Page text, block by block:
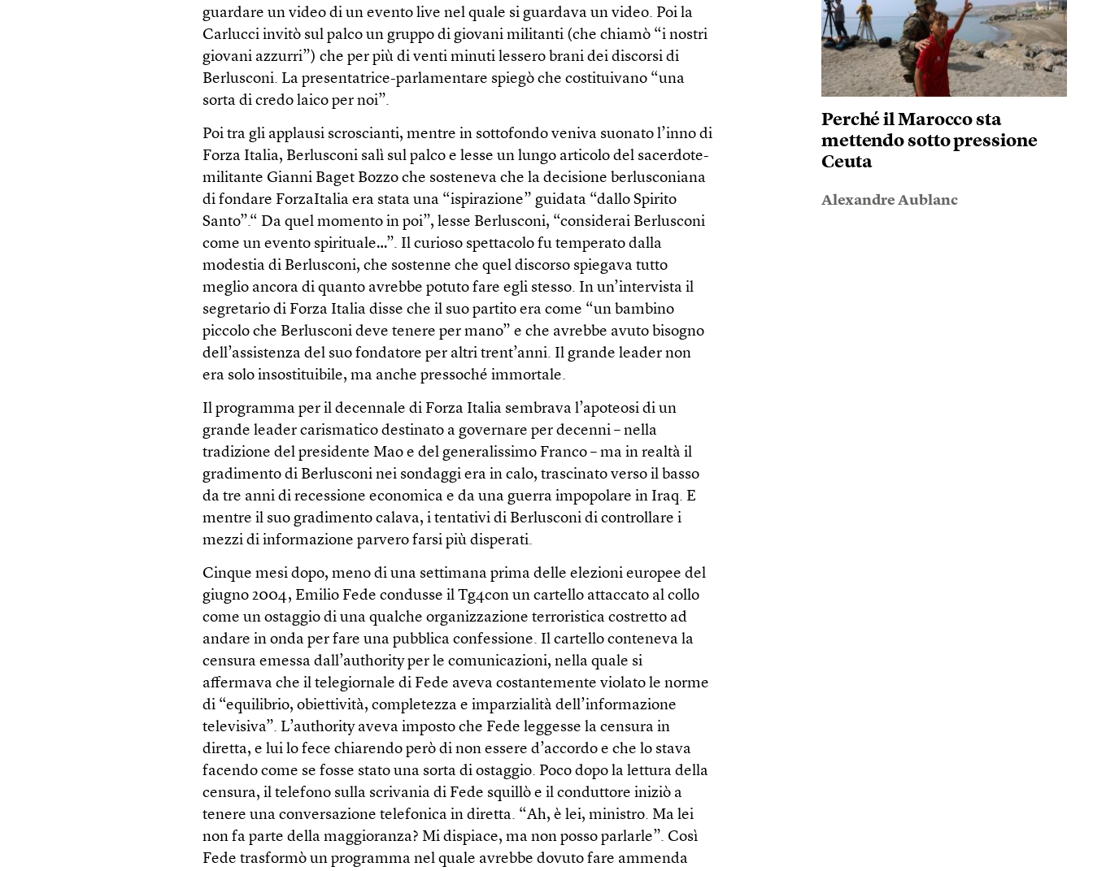
guardare un video di un evento live nel quale si guardava un video. Poi la
Carlucci invitò sul palco un gruppo di giovani militanti (che chiamò “i nostri
giovani azzurri”) che per più di venti minuti lessero brani dei discorsi di
Berlusconi. La presentatrice-parlamentare spiegò che costituivano “una
sorta di credo laico per noi”.
Poi tra gli applausi scroscianti, mentre in sottofondo veniva suonato l’inno di
Forza Italia, Berlusconi salì sul palco e lesse un lungo articolo del sacerdote-
militante Gianni Baget Bozzo che sosteneva che la decisione berlusconiana
di fondare ForzaItalia era stata una “ispirazione” guidata “dallo Spirito
Santo”.“ Da quel momento in poi”, lesse Berlusconi, “considerai Berlusconi
come un evento spirituale…”. Il curioso spettacolo fu temperato dalla
modestia di Berlusconi, che sostenne che quel discorso spiegava tutto
meglio ancora di quanto avrebbe potuto fare egli stesso. In un’intervista il
segretario di Forza Italia disse che il suo partito era come “un bambino
piccolo che Berlusconi deve tenere per mano” e che avrebbe avuto bisogno
dell’assistenza del suo fondatore per altri trent’anni. Il grande leader non
era solo insostituibile, ma anche pressoché immortale.
Il programma per il decennale di Forza Italia sembrava l’apoteosi di un
grande leader carismatico destinato a governare per decenni – nella
tradizione del presidente Mao e del generalissimo Franco – ma in realtà il
gradimento di Berlusconi nei sondaggi era in calo, trascinato verso il basso
da tre anni di recessione economica e da una guerra impopolare in Iraq. E
mentre il suo gradimento calava, i tentativi di Berlusconi di controllare i
mezzi di informazione parvero farsi più disperati.
Cinque mesi dopo, meno di una settimana prima delle elezioni europee del
giugno 2004, Emilio Fede condusse il Tg4con un cartello attaccato al collo
come un ostaggio di una qualche organizzazione terroristica costretto ad
andare in onda per fare una pubblica confessione. Il cartello conteneva la
censura emessa dall’authority per le comunicazioni, nella quale si
affermava che il telegiornale di Fede aveva costantemente violato le norme
di “equilibrio, obiettività, completezza e imparzialità dell’informazione
televisiva”. L’authority aveva imposto che Fede leggesse la censura in
diretta, e lui lo fece chiarendo però di non essere d’accordo e che lo stava
facendo come se fosse stato una sorta di ostaggio. Poco dopo la lettura della
censura, il telefono sulla scrivania di Fede squillò e il conduttore iniziò a
tenere una conversazione telefonica in diretta. “Ah, è lei, ministro. Ma lei
non fa parte della maggioranza? Mi dispiace, ma non posso parlarle”. Così
Fede trasformò un programma nel quale avrebbe dovuto fare ammenda
Perché il Marocco sta
mettendo sotto pressione
Ceuta
Alexandre Aublanc